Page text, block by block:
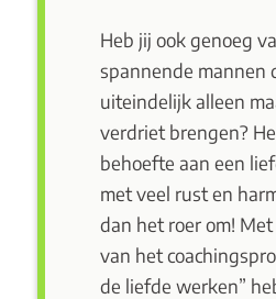
Heb jij ook genoeg
spannende mannen
uiteindelijk alleen
verdriet brengen?
behoefte aan een
met veel rust en
dan het roer om!
van het
de liefde werken”